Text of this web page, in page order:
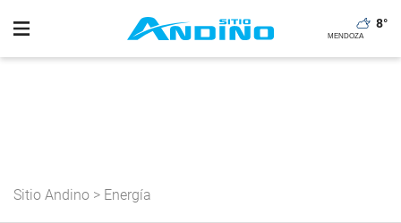
8°
Sitio Andino > Energía